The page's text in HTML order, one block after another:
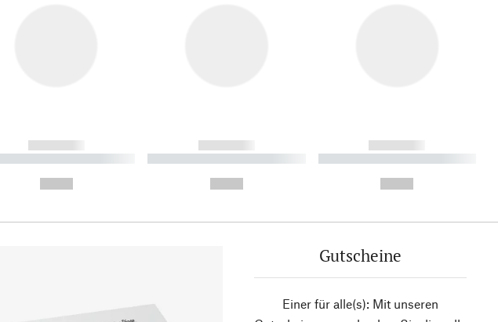
------------
----------- ----------
------------
----------- ----------- ----------
------------
----------- ----------- ----------
Gutscheine
Einer für alle(s): Mit unseren